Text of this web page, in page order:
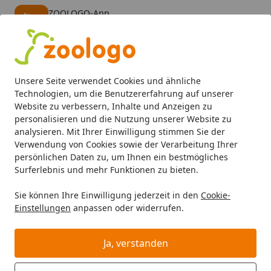
Unsere Seite verwendet Cookies und ähnliche
Technologien, um die Benutzererfahrung auf unserer
Website zu verbessern, Inhalte und Anzeigen zu
personalisieren und die Nutzung unserer Website zu
analysieren. Mit Ihrer Einwilligung stimmen Sie der
Verwendung von Cookies sowie der Verarbeitung Ihrer
persönlichen Daten zu, um Ihnen ein bestmögliches
Surferlebnis und mehr Funktionen zu bieten.
Sie können Ihre Einwilligung jederzeit in den Cookie-
Einstellungen anpassen oder widerrufen.
Ja, verstanden
ZOOLOGO-App
Alle Produkte
Mein Konto
Suchen
Startseite
Hund Hundefutter Snacks Knochen & Kauartikel
DOKAS Snack-Mix Kau-Twister
2x200g Hundesnacks